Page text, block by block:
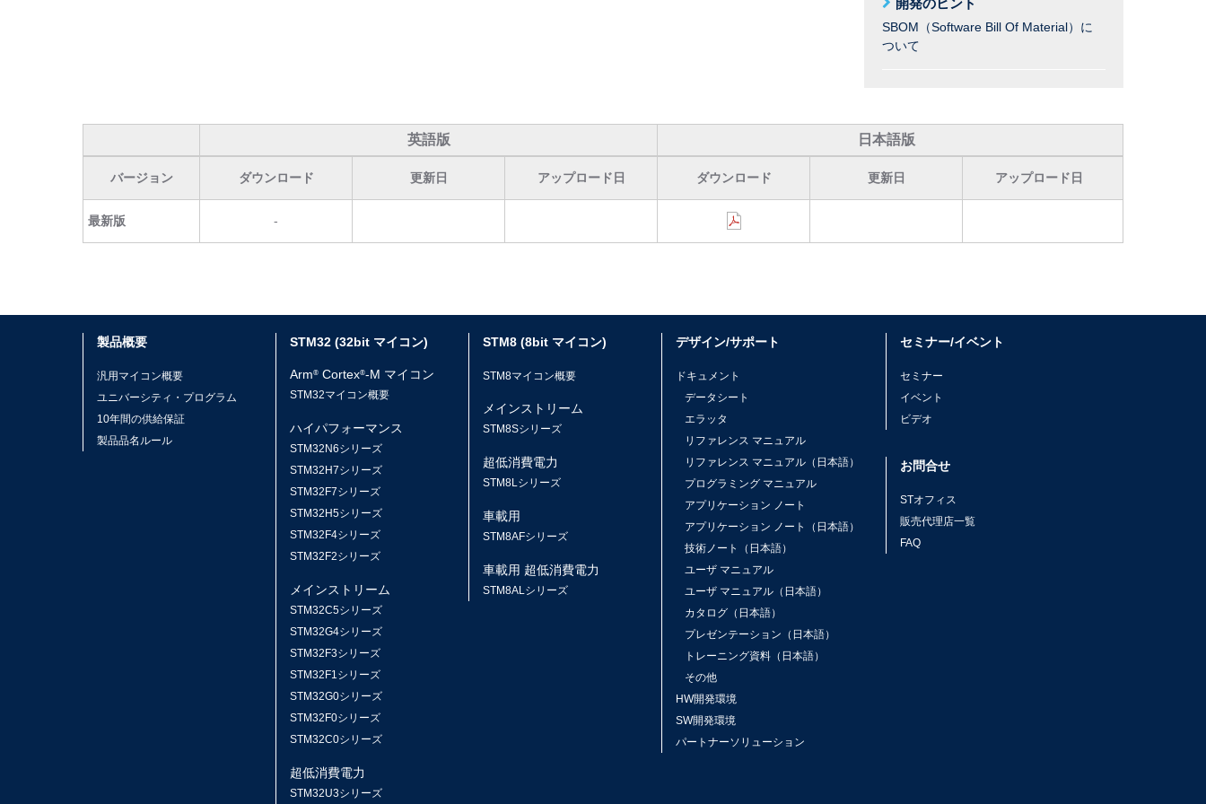
開発のヒント
SBOM（Software Bill Of Material）に
ついて
英語版 日本語版
バージョン ダウンロード 更新日 アップロード日 ダウンロード 更新日 アップロード日
最新版 -
製品概要
汎用マイコン概要
ユニバーシティ・プログラム
10年間の供給保証
製品品名ルール
STM32 (32bit マイコン)
Arm® Cortex®-M マイコン
STM32マイコン概要
ハイパフォーマンス
STM32N6シリーズ
STM32H7シリーズ
STM32F7シリーズ
STM32H5シリーズ
STM32F4シリーズ
STM32F2シリーズ
メインストリーム
STM32C5シリーズ
STM32G4シリーズ
STM32F3シリーズ
STM32F1シリーズ
STM32G0シリーズ
STM32F0シリーズ
STM32C0シリーズ
超低消費電力
STM32U3シリーズ
STM8 (8bit マイコン)
STM8マイコン概要
メインストリーム
STM8Sシリーズ
超低消費電力
STM8Lシリーズ
車載用
STM8AFシリーズ
車載用 超低消費電力
STM8ALシリーズ
デザイン/サポート
ドキュメント
データシート
エラッタ
リファレンス マニュアル
リファレンス マニュアル（日本語）
プログラミング マニュアル
アプリケーション ノート
アプリケーション ノート（日本語）
技術ノート（日本語）
ユーザ マニュアル
ユーザ マニュアル（日本語）
カタログ（日本語）
プレゼンテーション（日本語）
トレーニング資料（日本語）
その他
HW開発環境
SW開発環境
パートナーソリューション
セミナー/イベント
セミナー
イベント
ビデオ
お問合せ
STオフィス
販売代理店一覧
FAQ